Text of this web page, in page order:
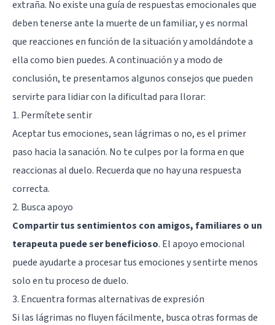
extraña. No existe una guía de respuestas emocionales que
deben tenerse ante la muerte de un familiar, y es normal
que reacciones en función de la situación y amoldándote a
ella como bien puedes. A continuación y a modo de
conclusión, te presentamos algunos consejos que pueden
servirte para lidiar con la dificultad para llorar:
1. Permítete sentir
Aceptar tus emociones, sean lágrimas o no, es el primer
paso hacia la sanación. No te culpes por la forma en que
reaccionas al duelo. Recuerda que no hay una respuesta
correcta.
2. Busca apoyo
Compartir tus sentimientos con amigos, familiares o un
terapeuta puede ser beneficioso. El apoyo emocional
puede ayudarte a procesar tus emociones y sentirte menos
solo en tu proceso de duelo.
3. Encuentra formas alternativas de expresión
Si las lágrimas no fluyen fácilmente, busca otras formas de